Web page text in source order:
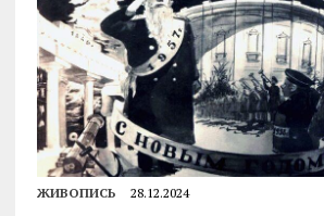
ЖИВОПИСЬ 28.12.2024